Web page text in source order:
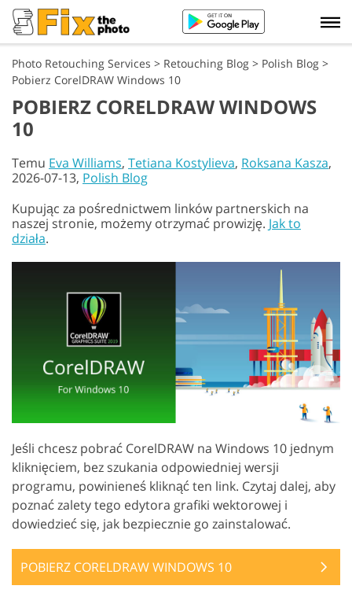
Photo Retouching Services > Retouching Blog > Polish Blog >
Pobierz CorelDRAW Windows 10
POBIERZ CORELDRAW WINDOWS
10
Temu Eva Williams, Tetiana Kostylieva, Roksana Kasza,
2026-07-13, Polish Blog
Kupując za pośrednictwem linków partnerskich na
naszej stronie, możemy otrzymać prowizję. Jak to
działa.
Jeśli chcesz pobrać CorelDRAW na Windows 10 jednym
kliknięciem, bez szukania odpowiedniej wersji
programu, powinieneś kliknąć ten link. Czytaj dalej, aby
poznać zalety tego edytora grafiki wektorowej i
dowiedzieć się, jak bezpiecznie go zainstalować.
POBIERZ CORELDRAW WINDOWS 10